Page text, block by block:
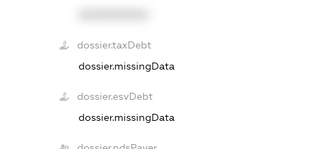
dossier.taxDebt
dossier.missingData
dossier.esvDebt
dossier.missingData